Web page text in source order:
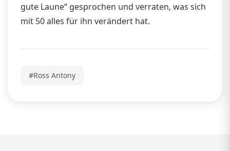
gute Laune“ gesprochen und verraten, was sich
mit 50 alles für ihn verändert hat.
#Ross Antony